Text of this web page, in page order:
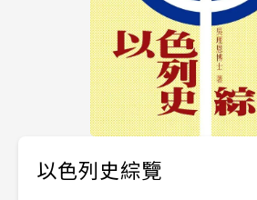
以色列史綜覽